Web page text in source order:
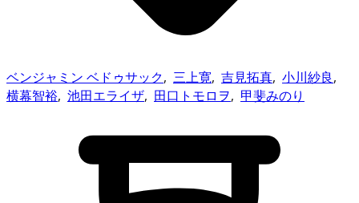
ベンジャミン ベドゥサック, 三上寛, 吉見拓真, 小川紗良,
横幕智裕, 池田エライザ, 田口トモロヲ, 甲斐みのり